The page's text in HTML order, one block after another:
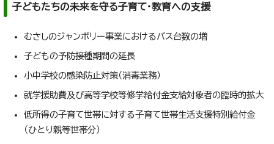
子どもたちの未来を守る子育て・教育への支援
むさしのジャンボリー事業におけるバス台数の増
子どもの予防接種期間の延長
小中学校の感染防止対策（消毒業務）
就学援助費及び高等学校等修学給付金支給対象者の臨時的拡大
低所得の子育て世帯に対する子育て世帯生活支援特別給付金
（ひとり親等世帯分）